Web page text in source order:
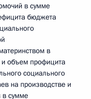
в сумме
бюджета
в
объем профицита
социального
на производстве и
в сумме